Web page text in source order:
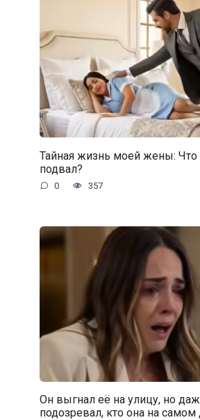
Тайная жизнь моей жены:
подвал?
0 357
Он выгнал её на улицу, но
подозревал, кто она на самом